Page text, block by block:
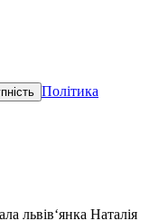
Політика
львів‘янка Наталія